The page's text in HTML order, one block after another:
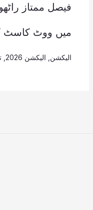
فیصل ممتاز
میں ووٹ کاسٹ
الیکشن الیکشن 2026 ,